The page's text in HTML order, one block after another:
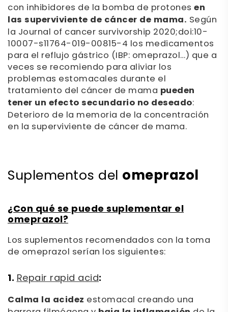
con inhibidores de la bomba de protones en
las superviviente de cáncer de mama. Según
la Journal of cancer survivorship 2020;doi:10-
10007-s11764-019-00815-4 los medicamentos
para el reflujo gástrico (IBP: omeprazol…) que a
veces se recomiendo para aliviar los
problemas estomacales durante el
tratamiento del cáncer de mama pueden
tener un efecto secundario no deseado:
Deterioro de la memoria de la concentración
en la superviviente de cáncer de mama.
Suplementos del omeprazol
¿Con qué se puede suplementar el
omeprazol?
Los suplementos recomendados con la toma
de omeprazol serían los siguientes:
1.Repair rapid acid:
Calma la acidez estomacal creando una